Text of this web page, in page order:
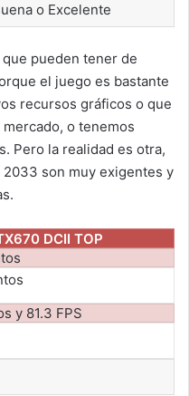
o Excelente
pueden tener de
el juego es bastante
recursos gráficos o que
o tenemos
Pero la realidad es otra,
son muy exigentes y
DCII TOP
y 81.3 FPS